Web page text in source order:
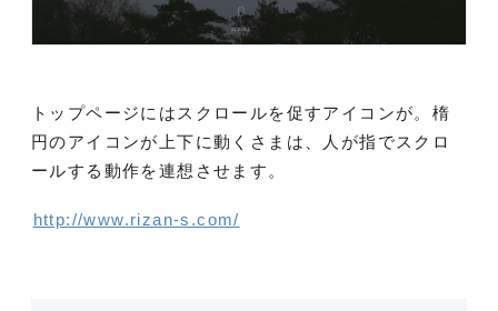
トップページにはスクロールを促すアイコンが。楕
円のアイコンが上下に動くさまは、人が指でスクロ
ールする動作を連想させます。
http://www.rizan-s.com/